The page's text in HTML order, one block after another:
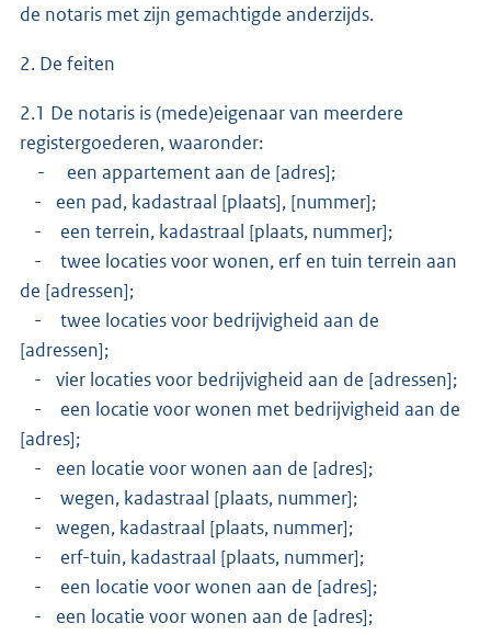
de notaris met zijn gemachtigde anderzijds.
2. De feiten
2.1 De notaris is (mede)eigenaar van meerdere
registergoederen, waaronder:
- een appartement aan de [adres];
- een pad, kadastraal [plaats], [nummer];
- een terrein, kadastraal [plaats, nummer];
- twee locaties voor wonen, erf en tuin terrein aan
de [adressen];
- twee locaties voor bedrijvigheid aan de
[adressen];
- vier locaties voor bedrijvigheid aan de [adressen];
- een locatie voor wonen met bedrijvigheid aan de
[adres];
- een locatie voor wonen aan de [adres];
- wegen, kadastraal [plaats, nummer];
- wegen, kadastraal [plaats, nummer];
- erf-tuin, kadastraal [plaats, nummer];
- een locatie voor wonen aan de [adres];
- een locatie voor wonen aan de [adres];